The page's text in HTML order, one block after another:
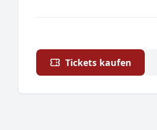
Tickets kaufen